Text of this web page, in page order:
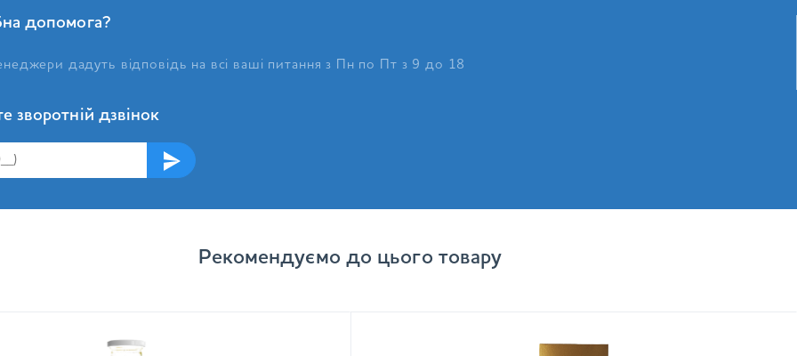
допомога?
дадуть відповідь на всі ваші питання з Пн по Пт з 9 до 18
зворотній дзвінок
Рекомендуємо до цього товару